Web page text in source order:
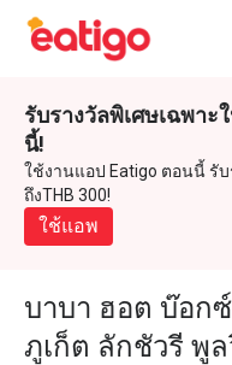
รับรางวัลพิเศษเฉพาะ
นี้!
ใช้งานแอป Eatigo ตอนนี้ รั
ถึงTHB 300!
ใช้แอพ
บาบา ฮอต บ๊อก
ภูเก็ต ลักชัวรี พู